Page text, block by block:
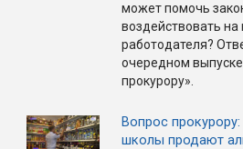
может помочь
воздействовать на
работодателя?
очередном
прокурору».
Вопрос
школы продают